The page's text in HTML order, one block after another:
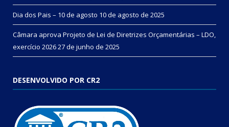
Dia dos Pais – 10 de agosto 10 de agosto de 2025
Câmara aprova Projeto de Lei de Diretrizes Orçamentárias – LDO,
exercício 202627 de junho de 2025
DESENVOLVIDO POR CR2